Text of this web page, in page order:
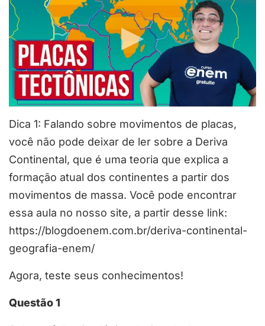
Dica 1: Falando sobre movimentos de placas,
você não pode deixar de ler sobre a Deriva
Continental, que é uma teoria que explica a
formação atual dos continentes a partir dos
movimentos de massa. Você pode encontrar
essa aula no nosso site, a partir desse link:
https://blogdoenem.com.br/deriva-continental-
geografia-enem/
Agora, teste seus conhecimentos!
Questão 1